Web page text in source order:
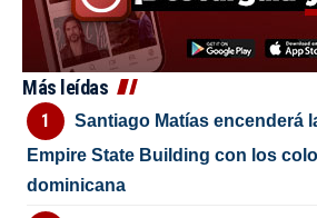
Más leídas
Santiago Matías encenderá
Empire State Building con los
dominicana